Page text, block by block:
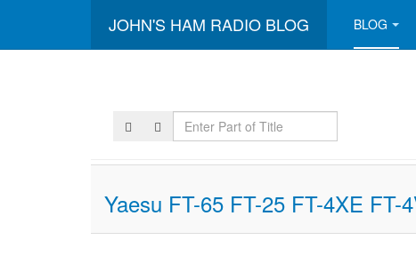
JOHN'S HAM RADIO BLOG BLOG
Enter
Part
Yaesu FT-65 FT-25 FT-4XE